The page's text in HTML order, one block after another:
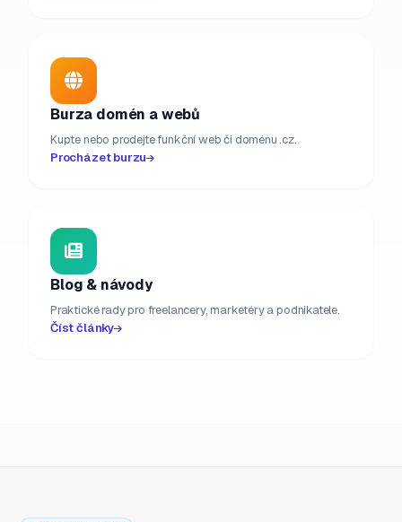
Burza domén a webů
Kupte nebo prodejte funkční web či doménu .cz.
Procházet burzu
Blog & návody
Praktické rady pro freelancery, marketéry a podnikatele.
Číst články